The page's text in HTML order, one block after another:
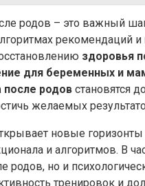
родов – это важный
рекомендаций и
здоровья
для беременных и
после родов становятся
желаемых
новые горизонты
и алгоритмов. В
но и
тренировок и